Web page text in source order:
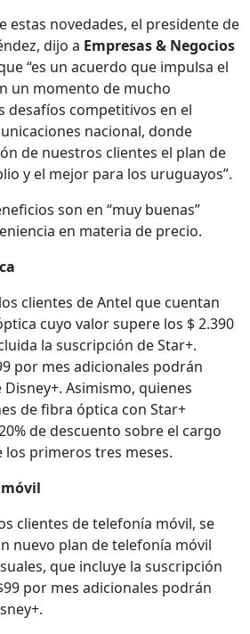
estas novedades, el presidente de
dijo a Empresas & Negocios
“es un acuerdo que impulsa el
un momento de mucho
desafíos competitivos en el
nacional, donde
de nuestros clientes el plan de
y el mejor para los uruguayos”.
son en “muy buenas”
en materia de precio.
clientes de Antel que cuentan
cuyo valor supere los $ 2.390
la suscripción de Star+.
por mes adicionales podrán
Asimismo, quienes
de fibra óptica con Star+
de descuento sobre el cargo
primeros tres meses.
clientes de telefonía móvil, se
nuevo plan de telefonía móvil
que incluye la suscripción
por mes adicionales podrán